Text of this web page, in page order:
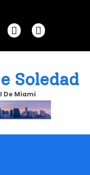
Soledad
De Miami